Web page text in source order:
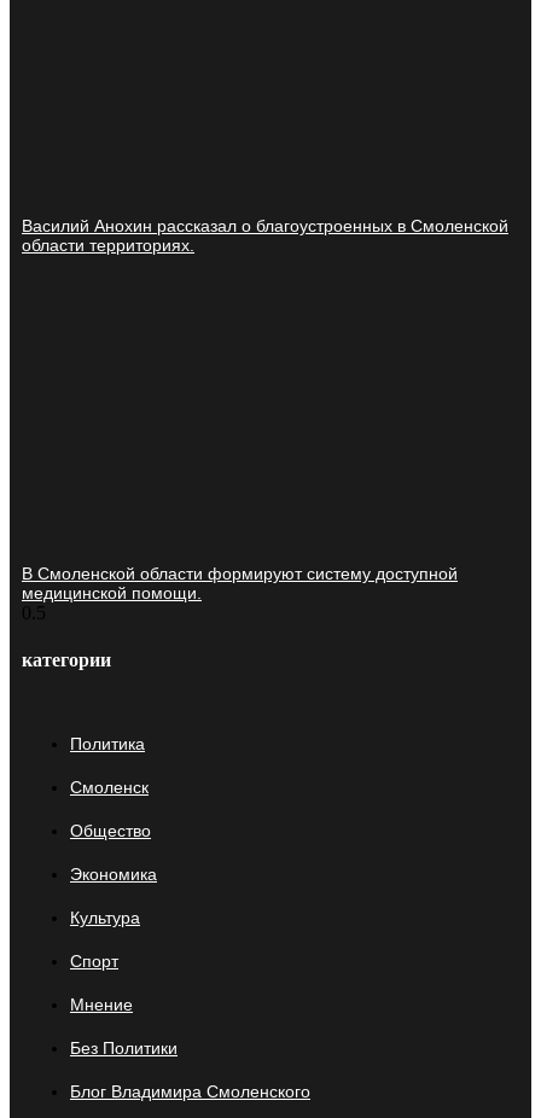
Василий Анохин рассказал о благоустроенных в Смоленской
области территориях.
В Смоленской области формируют систему доступной
медицинской помощи.
категории
Политика
Смоленск
Общество
Экономика
Культура
Спорт
Мнение
Без Политики
Блог Владимира Смоленского